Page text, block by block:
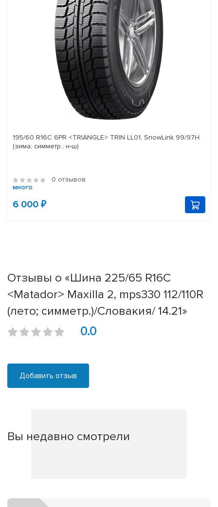
195/60 R16C 6PR <TRIANGLE> TRIN LL01, SnowLink 99/97H
(зима; симметр.; н-ш)
0 отзывов
много
6 000 ₽
Отзывы о «Шина 225/65 R16C
<Matador> Maxilla 2, mps330 112/110R
(лето; симметр.)/Словакия/ 14.21»
0.0
Добавить отзыв
Вы недавно смотрели